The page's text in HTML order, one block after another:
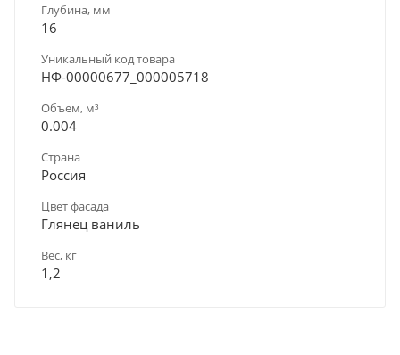
Глубина, мм
16
Уникальный код товара
НФ-00000677_000005718
Объем, м³
0.004
Страна
Россия
Цвет фасада
Глянец ваниль
Вес, кг
1,2